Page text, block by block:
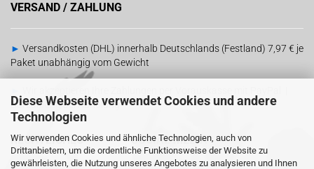
Diese Webseite verwendet Cookies und andere
Technologien
Wir verwenden Cookies und ähnliche Technologien, auch von
Drittanbietern, um die ordentliche Funktionsweise der Website zu
gewährleisten, die Nutzung unseres Angebotes zu analysieren und Ihnen
VERSAND / ZAHLUNG
► Versandkosten (DHL) innerhalb Deutschlands (Festland) 7,97 € je
Paket unabhängig vom Gewicht
Barzahlung bei Abholung
RECHTLICHES SOCIAL MEDIA